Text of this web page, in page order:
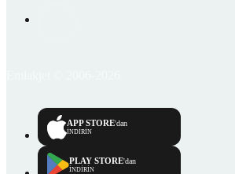
APP STORE'dan
İNDİRİN
PLAY STORE'dan
İNDİRİN